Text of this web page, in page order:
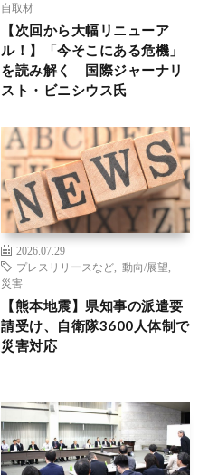
自取材
【次回から大幅リニューア
ル！】「今そこにある危機」
を読み解く 国際ジャーナリ
スト・ビニシウス氏
2026.07.29
プレスリリースなど
動向/展望
災害
【熊本地震】県知事の派遣要
請受け、自衛隊3600人体制で
災害対応